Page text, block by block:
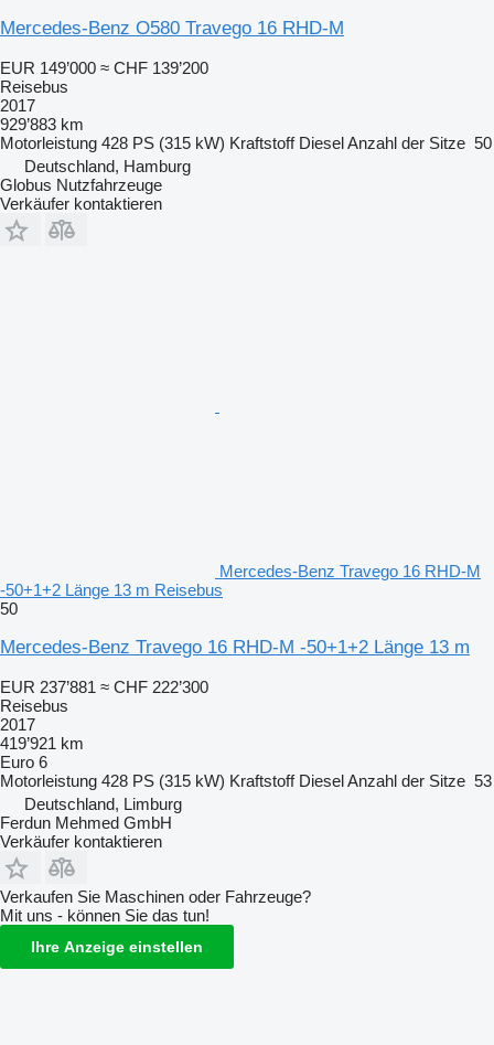
Mercedes-Benz O580 Travego 16 RHD-M
EUR 149’000 ≈ CHF 139’200
Reisebus
2017
929’883 km
Motorleistung 428 PS (315 kW) Kraftstoff DieselAnzahl der Sitze 50
Deutschland, Hamburg
Globus Nutzfahrzeuge
Verkäufer kontaktieren
Mercedes-Benz Travego 16 RHD-M
-50+1+2 Länge 13 m Reisebus
50
Mercedes-Benz Travego 16 RHD-M -50+1+2 Länge 13 m
EUR 237’881 ≈ CHF 222’300
Reisebus
2017
419’921 km
Euro 6
Motorleistung 428 PS (315 kW) Kraftstoff DieselAnzahl der Sitze 53
Deutschland, Limburg
Ferdun Mehmed GmbH
Verkäufer kontaktieren
Verkaufen Sie Maschinen oder Fahrzeuge?
Mit uns - können Sie das tun!
Ihre Anzeige einstellen